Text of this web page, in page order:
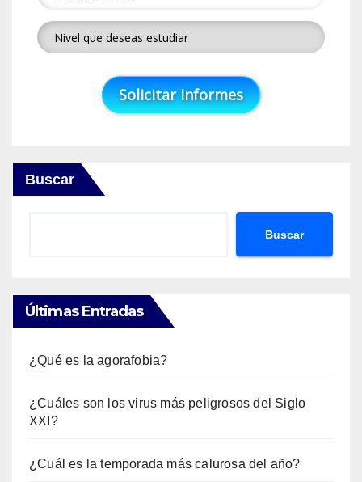
Buscar
Buscar
Últimas Entradas
¿Qué es la agorafobia?
¿Cuáles son los virus más peligrosos del Siglo
XXI?
¿Cuál es la temporada más calurosa del año?